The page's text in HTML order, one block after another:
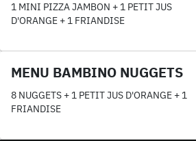
1 MINI PIZZA JAMBON + 1 PETIT JUS
D'ORANGE + 1 FRIANDISE
MENU BAMBINO NUGGETS
8 NUGGETS + 1 PETIT JUS D'ORANGE + 1
FRIANDISE